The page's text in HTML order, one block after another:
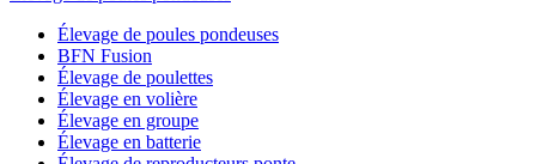
Élevage de poules pondeuses
BFN Fusion
Élevage de poulettes
Élevage en volière
Élevage en groupe
Élevage en batterie